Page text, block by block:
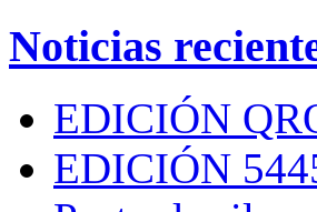
Noticias
EDICIÓN
EDICIÓN